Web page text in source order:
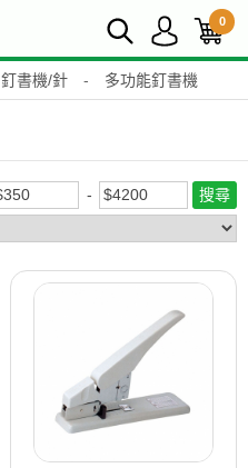
0
釘書機/針 - 多功能釘書機